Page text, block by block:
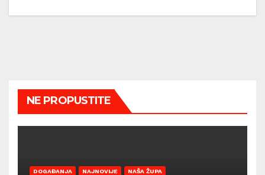
NE PROPUSTITE
DOGAĐANJA NAJNOVIJE NAŠA ŽUPA